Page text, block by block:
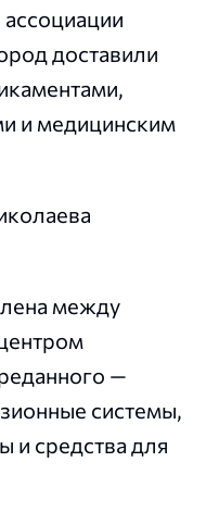
доставили
и медицинским
между
—
системы,
и средства для